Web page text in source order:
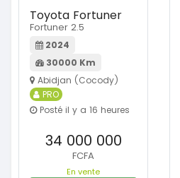
Toyota Fortuner
Fortuner 2.5
2024
30000 Km
Abidjan (Cocody)
PRO
Posté il y a 16 heures
34 000 000
FCFA
En vente